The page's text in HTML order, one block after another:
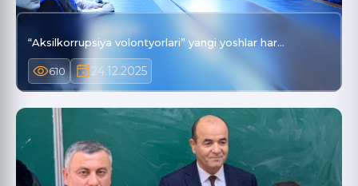
“Aksilkorrupsiya volontyorlari” yangi yoshlar har…
610 24.12.2025